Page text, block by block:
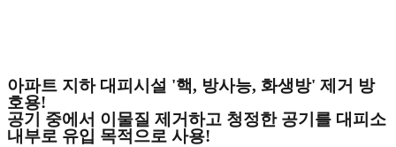
아파트 지하 대피시설 '핵, 방사능, 화생방' 제거 방
호용!
공기 중에서 이물질 제거하고 청정한 공기를 대피소
내부로 유입 목적으로 사용!